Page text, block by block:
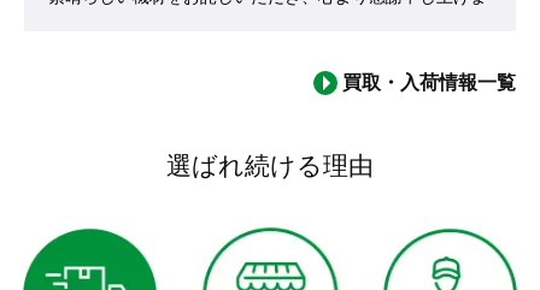
買取・入荷情報一覧
選ばれ続ける理由